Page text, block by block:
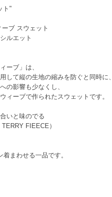
ト"
ブ スウェット
ルエット
ーブ」は、
して縦の生地の縮みを防ぐと同時に、
の影響も少なくし、
ィーブで作られたスウェットです。
いと味のでる
FIEECE）
まわせる一品です。